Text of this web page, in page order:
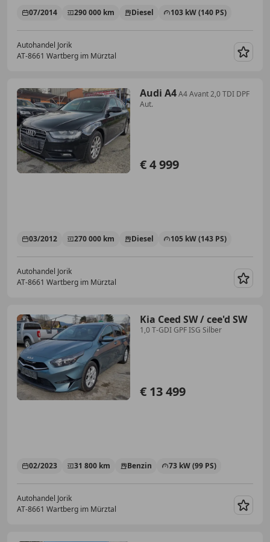
07/2014 290 000 km Diesel 103 kW (140 PS)
Autohandel Jorik
AT-8661 Wartberg im Mürztal
Audi A4A4 Avant 2,0 TDI DPF
Aut.
€ 4 999
03/2012 270 000 km Diesel 105 kW (143 PS)
Autohandel Jorik
AT-8661 Wartberg im Mürztal
Kia Ceed SW / cee'd SW
1,0 T-GDI GPF ISG Silber
€ 13 499
02/2023 31 800 km Benzin 73 kW (99 PS)
Autohandel Jorik
AT-8661 Wartberg im Mürztal